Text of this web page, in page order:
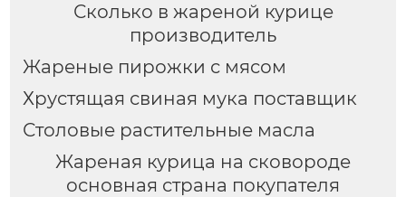
Сколько в жареной курице
производитель
Жареные пирожки с мясом
Хрустящая свиная мука поставщик
Столовые растительные масла
Жареная курица на сковороде
основная страна покупателя